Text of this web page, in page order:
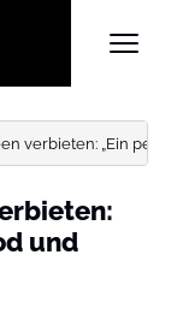
verbieten: „Ein
und